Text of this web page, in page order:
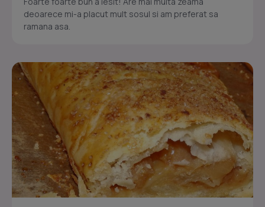
deoarece mi-a placut mult sosul si am preferat sa
ramana asa.